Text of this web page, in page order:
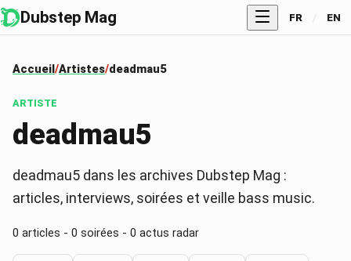
Dubstep Mag FR / EN
Accueil Artistes deadmau5
ARTISTE
deadmau5
deadmau5 dans les archives Dubstep Mag :
articles, interviews, soirées et veille bass music.
0 articles - 0 soirées - 0 actus radar